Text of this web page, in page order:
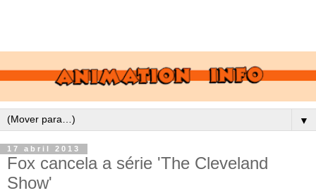
▼
17 abril 2013
Fox cancela a série 'The Cleveland
Show'